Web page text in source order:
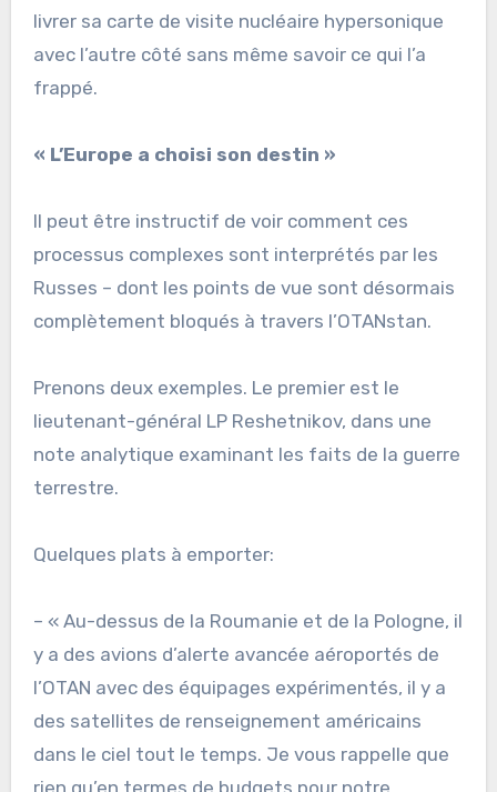
livrer sa carte de visite nucléaire hypersonique
avec l’autre côté sans même savoir ce qui l’a
frappé.
« L’Europe a choisi son destin »
Il peut être instructif de voir comment ces
processus complexes sont interprétés par les
Russes – dont les points de vue sont désormais
complètement bloqués à travers l’OTANstan.
Prenons deux exemples. Le premier est le
lieutenant-général LP Reshetnikov, dans une
note analytique examinant les faits de la guerre
terrestre.
Quelques plats à emporter:
– « Au-dessus de la Roumanie et de la Pologne, il
y a des avions d’alerte avancée aéroportés de
l’OTAN avec des équipages expérimentés, il y a
des satellites de renseignement américains
dans le ciel tout le temps. Je vous rappelle que
rien qu’en termes de budgets pour notre